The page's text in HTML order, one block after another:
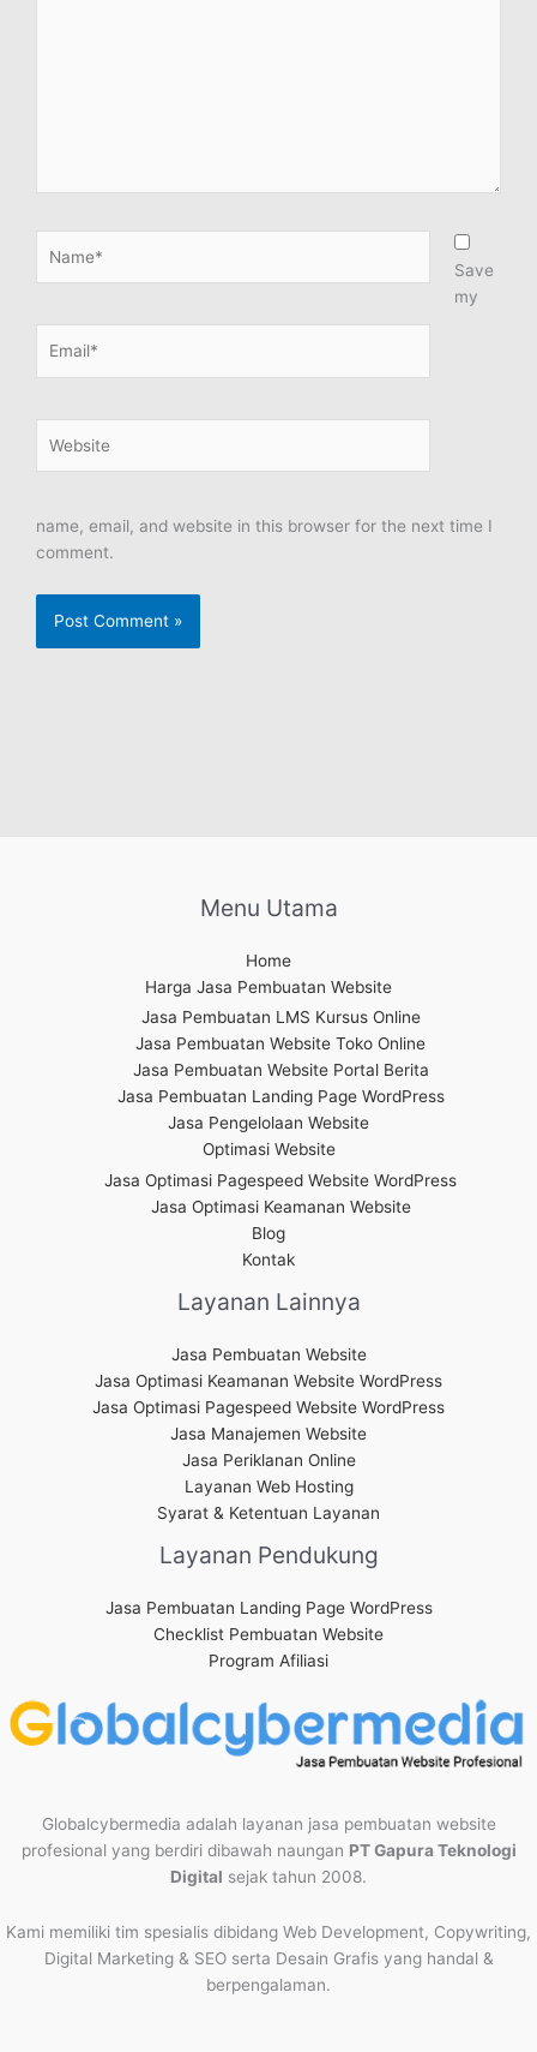
Save
my
name, email, and website in this browser for the next time I
comment.
Menu Utama
Home
Harga Jasa Pembuatan Website
Jasa Pembuatan LMS Kursus Online
Jasa Pembuatan Website Toko Online
Jasa Pembuatan Website Portal Berita
Jasa Pembuatan Landing Page WordPress
Jasa Pengelolaan Website
Optimasi Website
Jasa Optimasi Pagespeed Website WordPress
Jasa Optimasi Keamanan Website
Blog
Kontak
Layanan Lainnya
Jasa Pembuatan Website
Jasa Optimasi Keamanan Website WordPress
Jasa Optimasi Pagespeed Website WordPress
Jasa Manajemen Website
Jasa Periklanan Online
Layanan Web Hosting
Syarat & Ketentuan Layanan
Layanan Pendukung
Jasa Pembuatan Landing Page WordPress
Checklist Pembuatan Website
Program Afiliasi
Globalcybermedia adalah layanan jasa pembuatan website
profesional yang berdiri dibawah naungan PT Gapura Teknologi
Digital sejak tahun 2008.
Kami memiliki tim spesialis dibidang Web Development, Copywriting,
Digital Marketing & SEO serta Desain Grafis yang handal &
berpengalaman.